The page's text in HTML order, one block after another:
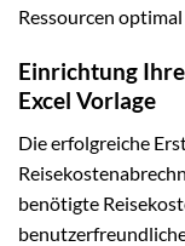
Ressourcen
Einrichtung
Excel Vorlage
Die erfolgreiche
benötigte